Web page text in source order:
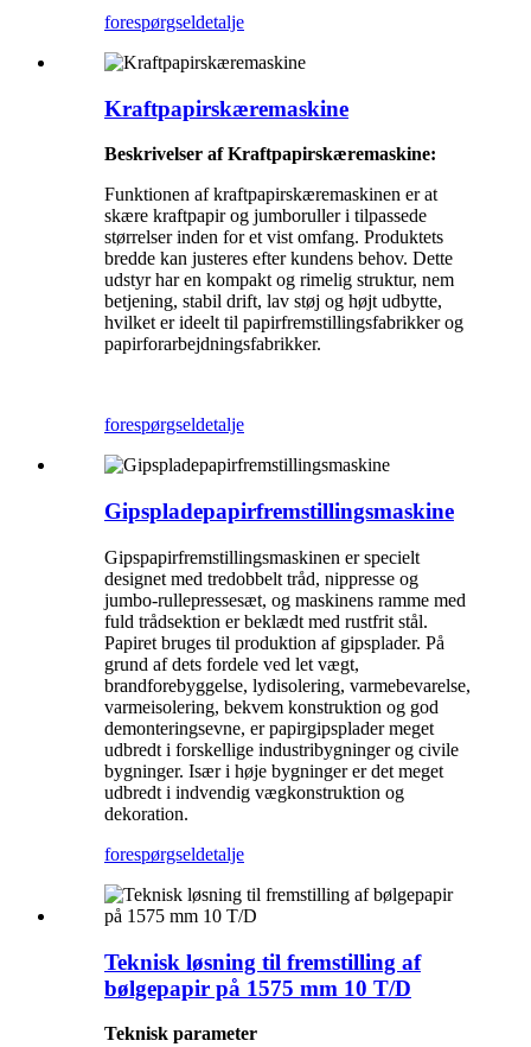
forespørgseldetalje
Kraftpapirskæremaskine
Beskrivelser af Kraftpapirskæremaskine:
Funktionen af ​​kraftpapirskæremaskinen er at
skære kraftpapir og jumboruller i tilpassede
størrelser inden for et vist omfang. Produktets
bredde kan justeres efter kundens behov. Dette
udstyr har en kompakt og rimelig struktur, nem
betjening, stabil drift, lav støj og højt udbytte,
hvilket er ideelt til papirfremstillingsfabrikker og
papirforarbejdningsfabrikker.
forespørgseldetalje
Gipspladepapirfremstillingsmaskine
Gipspapirfremstillingsmaskinen er specielt
designet med tredobbelt tråd, nippresse og
jumbo-rullepressesæt, og maskinens ramme med
fuld trådsektion er beklædt med rustfrit stål.
Papiret bruges til produktion af gipsplader. På
grund af dets fordele ved let vægt,
brandforebyggelse, lydisolering, varmebevarelse,
varmeisolering, bekvem konstruktion og god
demonteringsevne, er papirgipsplader meget
udbredt i forskellige industribygninger og civile
bygninger. Især i høje bygninger er det meget
udbredt i indvendig vægkonstruktion og
dekoration.
forespørgseldetalje
Teknisk løsning til fremstilling af
bølgepapir på 1575 mm 10 T/D
Teknisk parameter